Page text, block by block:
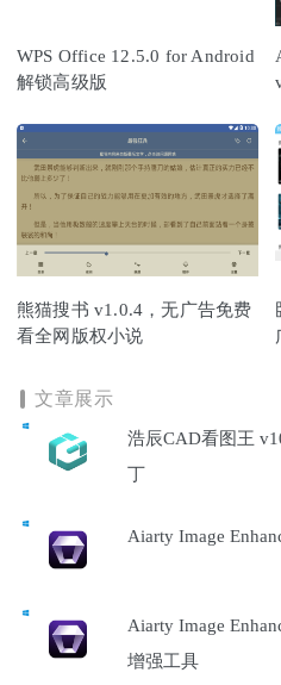
WPS Office 12.5.0 for Android
解锁高级版
熊猫搜书 v1.0.4，无广告免费
看全网版权小说
文章展示
浩辰CAD看图王
丁
Aiarty Image
Aiarty Image
增强工具